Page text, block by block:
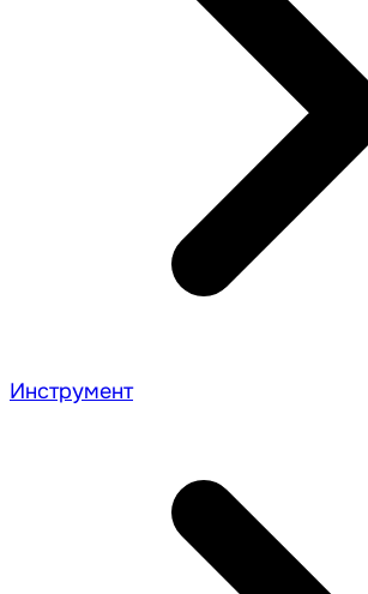
Инструмент